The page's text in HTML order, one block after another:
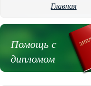
Главная
Помощь с
дипломом